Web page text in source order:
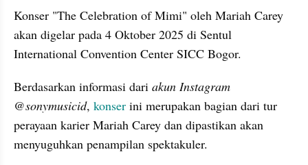
Konser "The Celebration of Mimi" oleh Mariah Carey
akan digelar pada 4 Oktober 2025 di Sentul
International Convention Center SICC Bogor.
Berdasarkan informasi dari akun Instagram
@sonymusicid, konser ini merupakan bagian dari tur
perayaan karier Mariah Carey dan dipastikan akan
menyuguhkan penampilan spektakuler.